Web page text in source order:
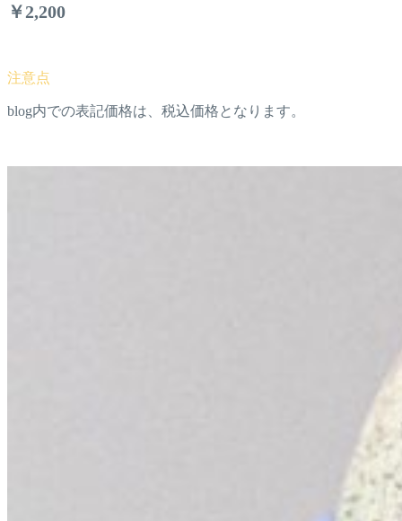
￥2,200
blog内での表記価格は、税込価格となります。